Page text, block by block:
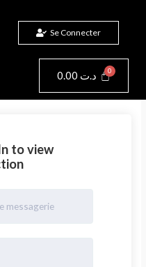
Se Connecter
0.00 د.ت Panier
to view